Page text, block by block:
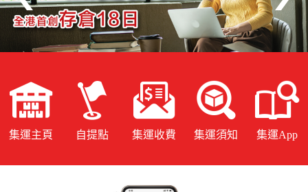
集運主頁 自提點 集運收費 集運須知 集運App